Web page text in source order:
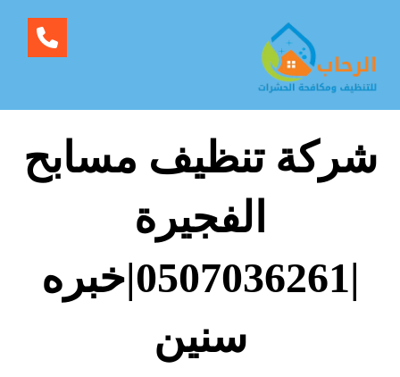
شركة تنظيف مسابح
الفجيرة
|0507036261|خبره
سنين